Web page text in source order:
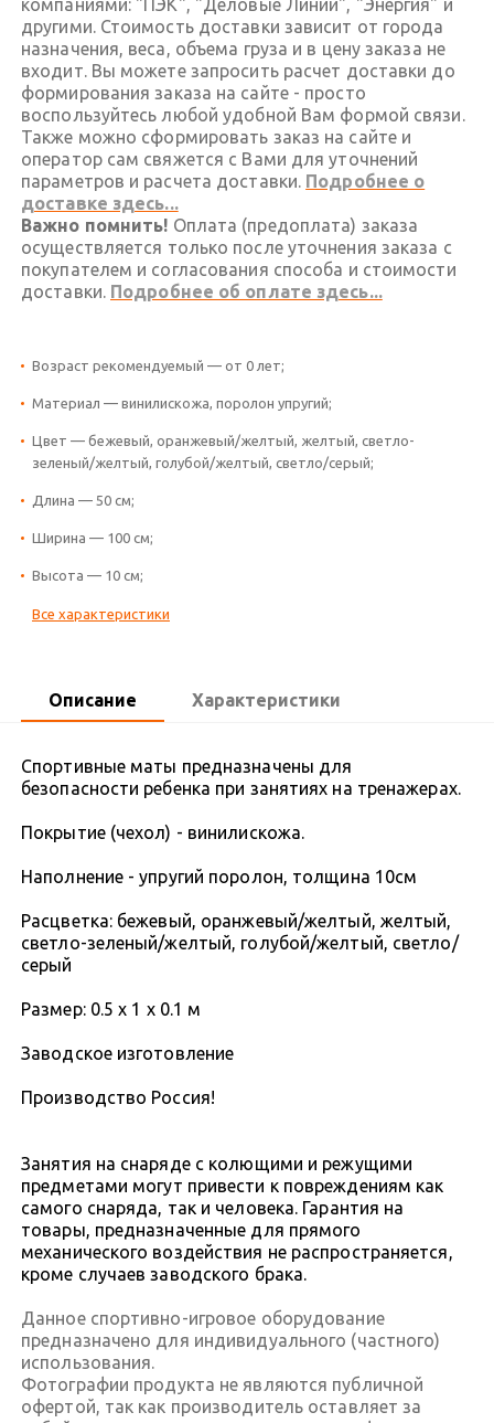
компаниями: "ПЭК", "Деловые Линии", "Энергия" и
другими. Стоимость доставки зависит от города
назначения, веса, объема груза и в цену заказа не
входит. Вы можете запросить расчет доставки до
формирования заказа на сайте - просто
воспользуйтесь любой удобной Вам формой связи.
Также можно сформировать заказ на сайте и
оператор сам свяжется с Вами для уточнений
параметров и расчета доставки. Подробнее о
доставке здесь...
Важно помнить! Оплата (предоплата) заказа
осуществляется только после уточнения заказа с
покупателем и согласования способа и стоимости
доставки. Подробнее об оплате здесь...
Возраст рекомендуемый — от 0 лет;
Материал — винилискожа, поролон упругий;
Цвет — бежевый, оранжевый/желтый, желтый, светло-
зеленый/желтый, голубой/желтый, светло/серый;
Длина — 50 см;
Ширина — 100 см;
Высота — 10 см;
Все характеристики
Описание Характеристики
Спортивные маты предназначены для
безопасности ребенка при занятиях на тренажерах.
Покрытие (чехол) - винилискожа.
Наполнение - упругий поролон, толщина 10см
Расцветка: бежевый, оранжевый/желтый, желтый,
светло-зеленый/желтый, голубой/желтый, светло/
серый
Размер: 0.5 х 1 х 0.1 м
Заводское изготовление
Производство Россия!
Занятия на снаряде с колющими и режущими
предметами могут привести к повреждениям как
самого снаряда, так и человека. Гарантия на
товары, предназначенные для прямого
механического воздействия не распространяется,
кроме случаев заводского брака.
Данное спортивно-игровое оборудование
предназначено для индивидуального (частного)
использования.
Фотографии продукта не являются публичной
офертой, так как производитель оставляет за